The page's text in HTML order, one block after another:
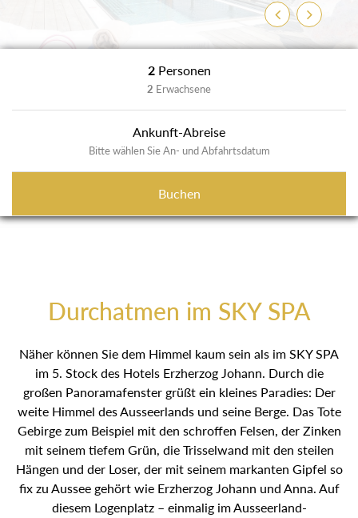
ZurückWeiter
2 Personen
2 Erwachsene
Ankunft-Abreise
Bitte wählen Sie An- und Abfahrtsdatum
Buchen
Durchatmen im SKY SPA
Näher können Sie dem Himmel kaum sein als im SKY SPA
im 5. Stock des Hotels Erzherzog Johann. Durch die
großen Panoramafenster grüßt ein kleines Paradies: Der
weite Himmel des Ausseerlands und seine Berge. Das Tote
Gebirge zum Beispiel mit den schroffen Felsen, der Zinken
mit seinem tiefem Grün, die Trisselwand mit den steilen
Hängen und der Loser, der mit seinem markanten Gipfel so
fix zu Aussee gehört wie Erzherzog Johann und Anna. Auf
diesem Logenplatz – einmalig im Ausseerland-